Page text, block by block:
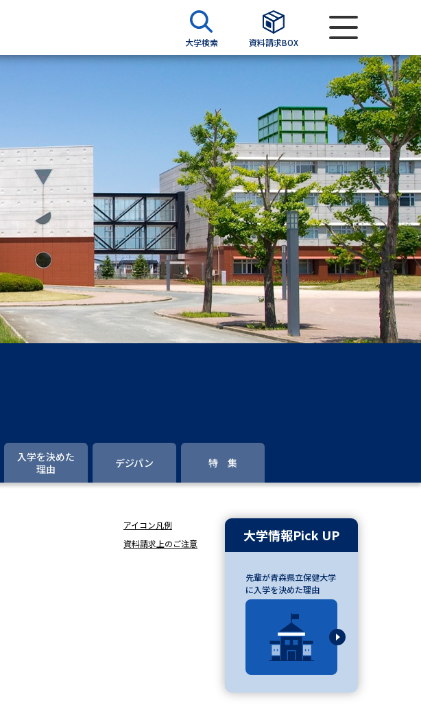
大学検索 資料請求BOX
料種類から請求
部・学科パンフ
推薦型選抜 募集要項＆願書
ト利用選抜の募集要項＆願書
過去問題集
外の資料から請求
求 大学院の資料請求
留学・進学関連、塾・予備校
ト「受験案内」の請求
ト「受験上の配慮案内」の請求
高等学校卒業程度認定試験
員資格認定試験
大学研究 大学検索
国際・グローバルに強い大学特集
デジタルパンフレット
入学を決めた
理由
デジパン 特 集
アイコン凡例
資料請求上のご注意
大学情報Pick UP
先輩が青森県立保健大学
に入学を決めた理由